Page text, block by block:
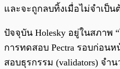
และจะถูกลบทิ้งเมื่อไม่จำเป็น
ปัจจุบัน Holesky อยู่ในสภาพ
การทดสอบ Pectra รอบก่อน
สอบธุรกรรม (validators) จำ